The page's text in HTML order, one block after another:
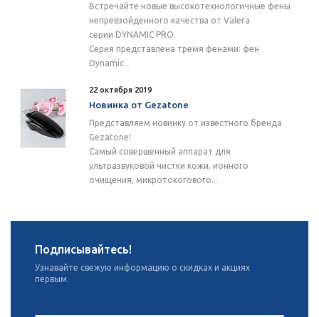
Встречайте новые высокотехнологичные фены
непревзойденного качества от Valera
серии DYNAMIC PRO.
Серия представлена тремя фенами: фен
Dynamic...
22 октября 2019
Новинка от Gezatone
Представляем новинку от известного бренда
Gezatone!
Самый совершенный аппарат для
ультразвуковой чистки кожи, ионного
очищения, микротокогового...
Подписывайтесь!
Узнавайте свежую информацию о скидках и акциях
первым.